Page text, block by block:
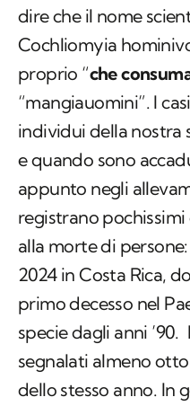
dire che il nome
Cochliomyia
proprio “che
“mangiauomini”. I
individui della nostra
e quando sono
appunto negli
registrano
alla morte di
2024 in Costa Rica,
primo decesso nel
specie dagli anni
segnalati almeno
dello stesso anno. In